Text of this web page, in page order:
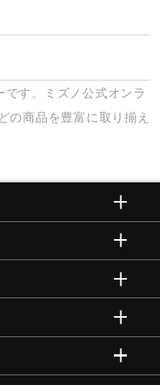
です。ミズノ公式オンラ
の商品を豊富に取り揃え